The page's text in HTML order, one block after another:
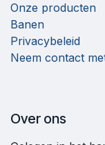
Onze producten
Banen
Privacybeleid
Neem contact
Over ons